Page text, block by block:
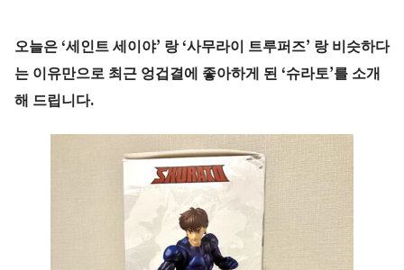
오늘은 ‘세인트 세이야’ 랑 ‘사무라이 트루퍼즈’ 랑 비슷하다
는 이유만으로 최근 엉겁결에 좋아하게 된 ‘슈라토’를 소개
해 드립니다.